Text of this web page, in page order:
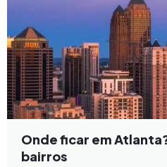
Onde ficar em
bairros